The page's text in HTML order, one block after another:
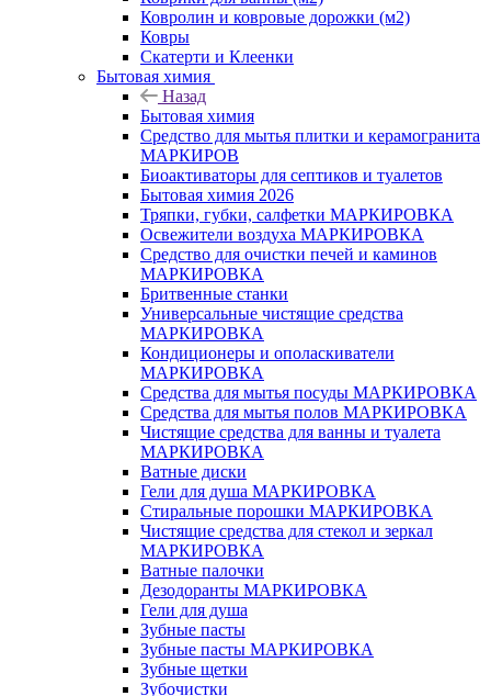
Ковролин и ковровые дорожки (м2)
Ковры
Скатерти и Клеенки
Бытовая химия
Назад
Бытовая химия
Средство для мытья плитки и керамогранита
МАРКИРОВ
Биоактиваторы для септиков и туалетов
Бытовая химия 2026
Тряпки, губки, салфетки МАРКИРОВКА
Освежители воздуха МАРКИРОВКА
Средство для очистки печей и каминов
МАРКИРОВКА
Бритвенные станки
Универсальные чистящие средства
МАРКИРОВКА
Кондиционеры и ополаскиватели
МАРКИРОВКА
Средства для мытья посуды МАРКИРОВКА
Средства для мытья полов МАРКИРОВКА
Чистящие средства для ванны и туалета
МАРКИРОВКА
Ватные диски
Гели для душа МАРКИРОВКА
Стиральные порошки МАРКИРОВКА
Чистящие средства для стекол и зеркал
МАРКИРОВКА
Ватные палочки
Дезодоранты МАРКИРОВКА
Гели для душа
Зубные пасты
Зубные пасты МАРКИРОВКА
Зубные щетки
Зубочистки